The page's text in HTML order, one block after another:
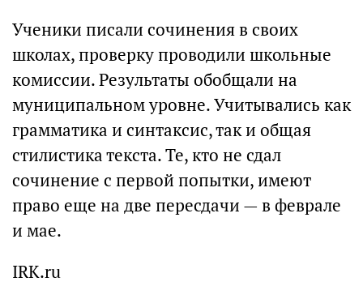
Ученики писали сочинения в своих
школах, проверку проводили школьные
комиссии. Результаты обобщали на
муниципальном уровне. Учитывались как
грамматика и синтаксис, так и общая
стилистика текста. Те, кто не сдал
сочинение с первой попытки, имеют
право еще на две пересдачи — в феврале
и мае.
IRK.ru